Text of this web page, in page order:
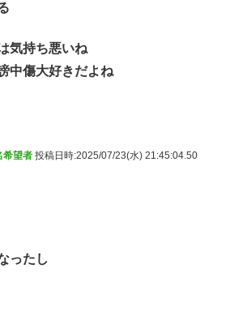
気持ち悪いね
中傷大好きだよね
希望者 投稿日時:2025/07/23(水) 21:45:04.50
ったし